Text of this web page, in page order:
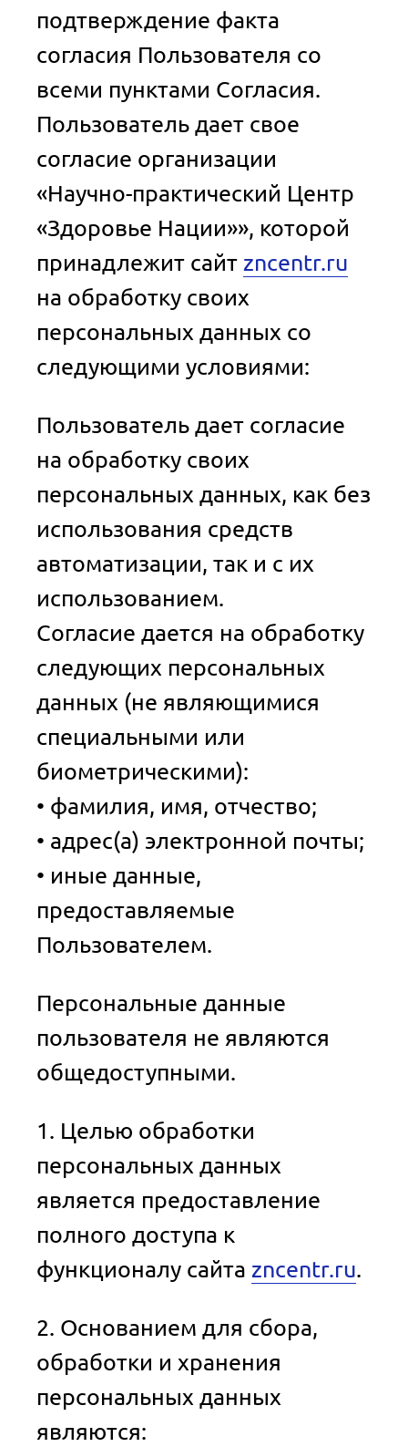
подтверждение факта
согласия Пользователя со
всеми пунктами Согласия.
Пользователь дает свое
согласие организации
«Научно-практический Центр
«Здоровье Нации»», которой
принадлежит сайт zncentr.ru
на обработку своих
персональных данных со
следующими условиями:
Пользователь дает согласие
на обработку своих
персональных данных, как без
использования средств
автоматизации, так и с их
использованием.
Согласие дается на обработку
следующих персональных
данных (не являющимися
специальными или
биометрическими):
• фамилия, имя, отчество;
• адрес(а) электронной почты;
• иные данные,
предоставляемые
Пользователем.
Персональные данные
пользователя не являются
общедоступными.
1. Целью обработки
персональных данных
является предоставление
полного доступа к
функционалу сайта zncentr.ru.
2. Основанием для сбора,
обработки и хранения
персональных данных
являются: